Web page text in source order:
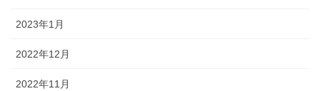
2023年1月
2022年12月
2022年11月